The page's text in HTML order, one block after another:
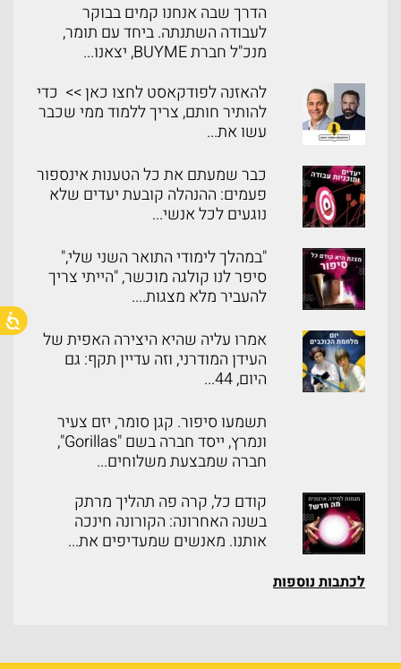
הדרך שבה אנחנו קמים בבוקר
לעבודה השתנתה. ביחד עם תומר,
מנכ"ל חברת BUYME, יצאנו...
להאזנה לפודקאסט לחצו כאן >> כדי
להותיר חותם, צריך ללמוד ממי שכבר
עשו את...
כבר שמעתם את כל הטענות אינספור
פעמים: ההנהלה קובעת יעדים שלא
נוגעים לכל אנשי...
"במהלך לימודי התואר השני שלי,"
סיפר לנו קולגה מוכשר, "הייתי צריך
להעביר מלא מצגות....
אמרו עליה שהיא היצירה האפית של
העידן המודרני, וזה עדיין תקף: גם
היום, 44...
תשמעו סיפור. קגן סומר, יזם צעיר
ונמרץ, ייסד חברה בשם "Gorillas",
חברה שמבצעת משלוחים...
קודם כל, קרה פה תהליך מרתק
בשנה האחרונה: הקורונה חינכה
אותנו. מאנשים שמעדיפים את...
לכתבות נוספות